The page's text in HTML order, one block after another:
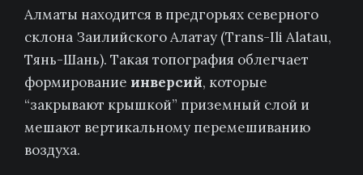
Алматы находится в предгорьях северного
склона Заилийского Алатау (Trans-Ili Alatau,
Тянь-Шань). Такая топография облегчает
формирование инверсий, которые
“закрывают крышкой” приземный слой и
мешают вертикальному перемешиванию
воздуха.